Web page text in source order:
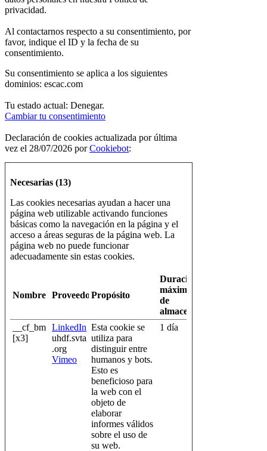
privacidad.
Al contactarnos respecto a su consentimiento, por
favor, indique el ID y la fecha de su
consentimiento.
Su consentimiento se aplica a los siguientes
dominios: escac.com
Tu estado actual: Denegar.
Cambiar tu consentimiento
Declaración de cookies actualizada por última
vez el 28/07/2026 porCookiebot:
Necesarias (13)
Las cookies necesarias ayudan a hacer una
página web utilizable activando funciones
básicas como la navegación en la página y el
acceso a áreas seguras de la página web. La
página web no puede funcionar
adecuadamente sin estas cookies.
Nombre ProveedorPropósito
Duración
máxima
de
almacenamiento
__cf_bm
[x3]
LinkedIn
uhdf.svta
.org
Vimeo
Esta cookie se
utiliza para
distinguir entre
humanos y bots.
Esto es
beneficioso para
la web con el
objeto de
elaborar
informes válidos
sobre el uso de
su web.
1 día